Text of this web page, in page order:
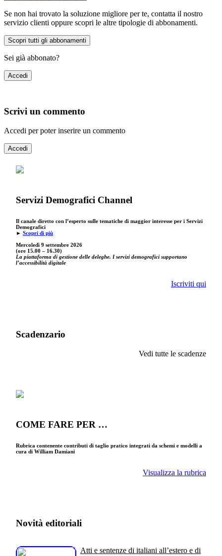
Se non hai trovato la soluzione migliore per te, contatta il nostro
servizio clienti oppure scopri le altre tipologie di abbonamenti.
Scopri tutti gli abbonamenti
Sei già abbonato?
Accedi
Scrivi un commento
Accedi per poter inserire un commento
Accedi
Servizi Demografici Channel
Il canale diretto con l’esperto sulle tematiche di maggior interesse per i Servizi
Demografici
► Scopri di più
Mercoledì 9 settembre 2026
(ore 15.00 – 16.30)
La piattaforma di gestione delle deleghe. I servizi demografici supportano
l’accessibilità digitale
Iscriviti qui
Scadenzario
Vedi tutte le scadenze
COME FARE PER …
Rubrica contenente contributi di taglio pratico integrati da schemi e modelli a
cura di William Damiani
Visualizza la rubrica
Novità editoriali
Atti e sentenze di italiani all’estero e di